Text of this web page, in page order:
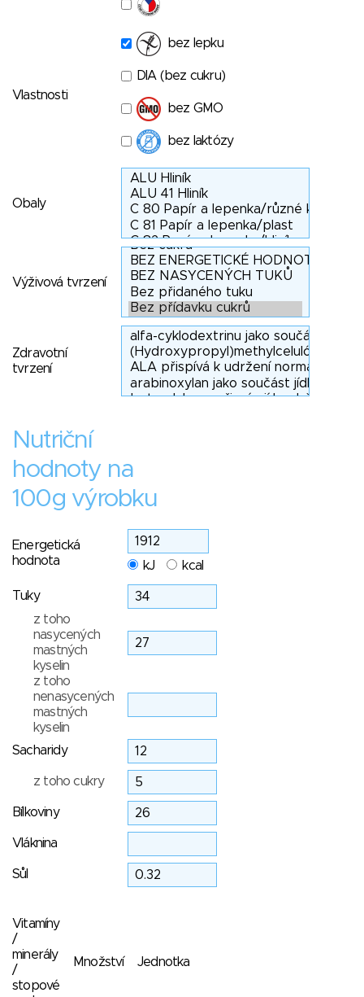
Vlastnosti
bez lepku
DIA (bez cukru)
bez GMO
bez laktózy
Obaly
Výživová tvrzení
Zdravotní
tvrzení
Nutriční
hodnoty na
100g výrobku
Energetická
hodnota
kJ kcal
Tuky
z toho
nasycených
mastných
kyselin
z toho
nenasycených
mastných
kyselin
Sacharidy
z toho cukry
Bílkoviny
Vláknina
Sůl
Vitamíny
/
minerály
/
stopové
Množství Jednotka